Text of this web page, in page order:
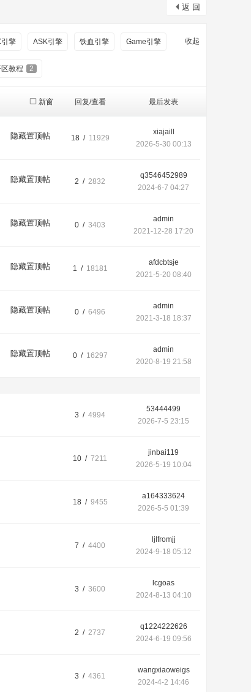
返 回
收起
擎 ASK引擎 铁血引擎 Game引擎
教程 2
新窗 回复/查看 最后发表
隐藏置顶帖 18 / 11929
xiajaill
2026-5-30 00:13
隐藏置顶帖 2 / 2832
q3546452989
2024-6-7 04:27
隐藏置顶帖 0 / 3403
admin
2021-12-28 17:20
隐藏置顶帖 1 / 18181
afdcbtsje
2021-5-20 08:40
隐藏置顶帖 0 / 6496
admin
2021-3-18 18:37
隐藏置顶帖 0 / 16297
admin
2020-8-19 21:58
3 / 4994
53444499
2026-7-5 23:15
10 / 7211
jinbai119
2026-5-19 10:04
18 / 9455
a164333624
2026-5-5 01:39
7 / 4400
ljlfromjj
2024-9-18 05:12
3 / 3600
lcgoas
2024-8-13 04:10
2 / 2737
q1224222626
2024-6-19 09:56
3 / 4361
wangxiaoweigs
2024-4-2 14:46